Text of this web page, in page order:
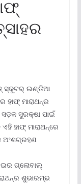
ସ୍କୁଟର୍ ଇଣ୍ଡିଆ
ମାରାଥନ୍‌ର
ସୁରକ୍ଷା ପାଇଁ
ହାଫ୍ ମାରାଥନ୍‌ରେ
ଅଂଶଗ୍ରହଣ
ଗ୍ଲୋବାଲ୍
ଶୁଭାରମ୍ଭ